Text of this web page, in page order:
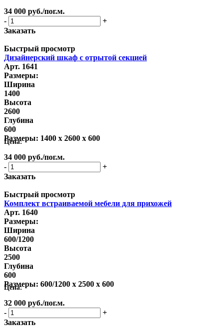
34 000 руб./пог.м.
-
+
Заказать
Быстрый просмотр
Дизайнерский шкаф с отрытой секцией
Арт. 1641
Размеры:
Ширина
1400
Высота
2600
Глубина
600
Размеры: 1400 x 2600 x 600
Цена:
34 000 руб./пог.м.
-
+
Заказать
Быстрый просмотр
Комплект встраиваемой мебели для прихожей
Арт. 1640
Размеры:
Ширина
600/1200
Высота
2500
Глубина
600
Размеры: 600/1200 x 2500 x 600
Цена:
32 000 руб./пог.м.
-
+
Заказать